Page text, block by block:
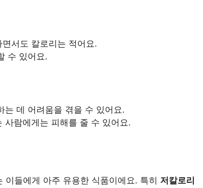
서도 칼로리는 적어요.
수 있어요.
는 데 어려움을 겪을 수 있어요.
사람에게는 피해를 줄 수 있어요.
들에게 아주 유용한 식품이에요. 특히 저칼로리